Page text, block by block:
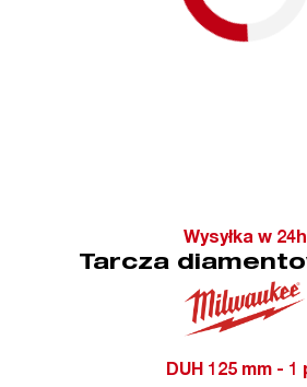
Wysyłka w 24h
Tarcza
DUH 125 mm - 1